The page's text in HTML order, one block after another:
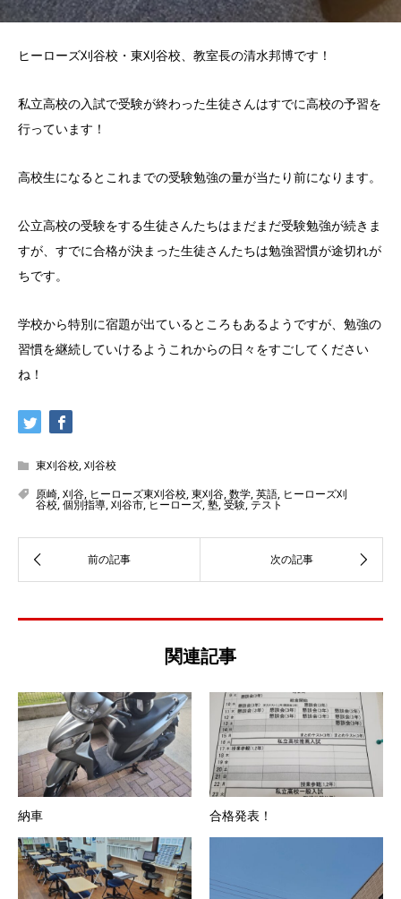
ヒーローズ刈谷校・東刈谷校、教室長の清水邦博です！
私立高校の入試で受験が終わった生徒さんはすでに高校の予習を
行っています！
高校生になるとこれまでの受験勉強の量が当たり前になります。
公立高校の受験をする生徒さんたちはまだまだ受験勉強が続きま
すが、すでに合格が決まった生徒さんたちは勉強習慣が途切れが
ちです。
学校から特別に宿題が出ているところもあるようですが、勉強の
習慣を継続していけるようこれからの日々をすごしてください
ね！
東刈谷校,刈谷校
原崎,刈谷, ヒーローズ東刈谷校,東刈谷,数学,英語, ヒーローズ刈
谷校,個別指導,刈谷市,ヒーローズ,塾,受験,テスト
関連記事
納車 合格発表！